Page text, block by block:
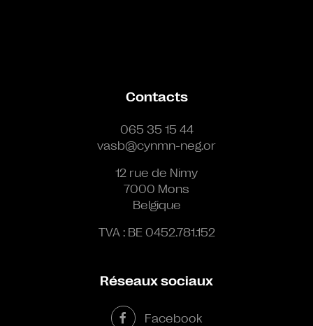
Contacts
065 35 15 44
vasb@cynmn-neg.or
12 rue de Nimy
7000 Mons
Belgique
TVA : BE 0452.781.152
Réseaux sociaux
Facebook